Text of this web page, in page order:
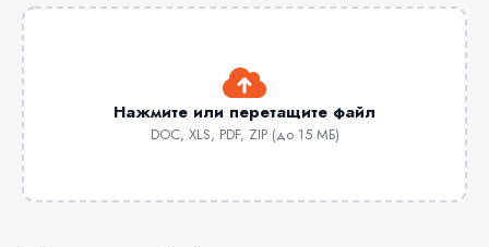
Нажмите или перетащите файл
DOC, XLS, PDF, ZIP (до 15 МБ)